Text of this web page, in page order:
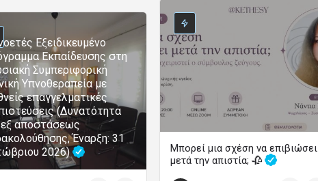
2026 00:00 - 31 Μαΐου 2027 00:00
Μπορεί μια σχέση να επιβιώσει
μετά την απιστία; 🥀
Εξειδικευμένο
Εκπαίδευσης στη
Συμπεριφορική
Υπνοθεραπεία με
επαγγελματικές
(Δυνατότητα
εξ αποστάσεως
Έναρξη: 31
2026)